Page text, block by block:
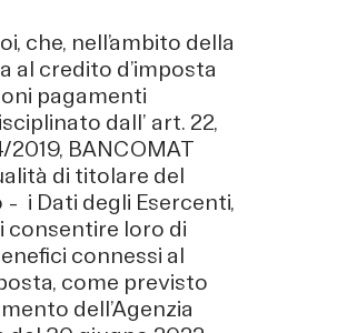
che, nell’ambito della
al credito d’imposta
pagamenti
dall’ art. 22,
2019, BANCOMAT
di titolare del
i Dati degli Esercenti,
consentire loro di
connessi al
come previsto
dell’Agenzia